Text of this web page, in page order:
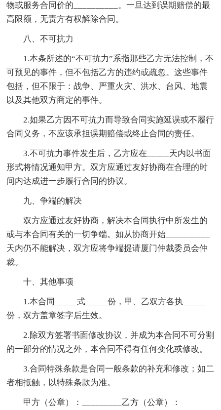
物或服务合同价的__________。一旦达到误期赔偿的最
高限额，无责方有权解除合同。
八、不可抗力
1.本条所述的“不可抗力”系指那些乙方无法控制，不
可预见的事件，但不包括乙方的违约或疏忽。这些事件
包括，但不限于：战争、严重火灾、洪水、台风、地震
以及其他双方商定的事件。
2.如果乙方因不可抗力而导致合同实施延误或不履行
合同义务，不应该承担误期赔偿或终止合同的责任。
3.不可抗力事件发生后，乙方应在_____天内以书面
形式将情况通知甲方。双方应通过友好协商在合理的时
间内达成进一步履行合同的协议。
九、争端的解决
双方应通过友好协商，解决本合同执行中所发生的
或与本合同有关的一切争端。如从协商开始__________
天内仍不能解决，双方应将争端提请厦门仲裁委员会仲
裁。
十、其他事项
1.本合同_____式_____份，甲、乙双方各执_____
份，双方盖章签字后生效。
2.除双方签署书面修改协议，并成为本合同不可分割
的一部分的情况之外，本合同不得有任何变化或修改。
3.合同特殊条款是合同一般条款的补充和修改；如二
者相抵触，以特殊条款为准。
甲方（公章）：_________乙方（公章）：